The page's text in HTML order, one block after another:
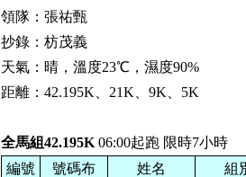
領隊：張祐甄
抄錄：枋茂義
天氣：晴，溫度23℃，濕度90%
距離：42.195K、21K、9K、5K
全馬組42.195K 06:00起跑 限時7小時
編號
號碼布 姓名
組